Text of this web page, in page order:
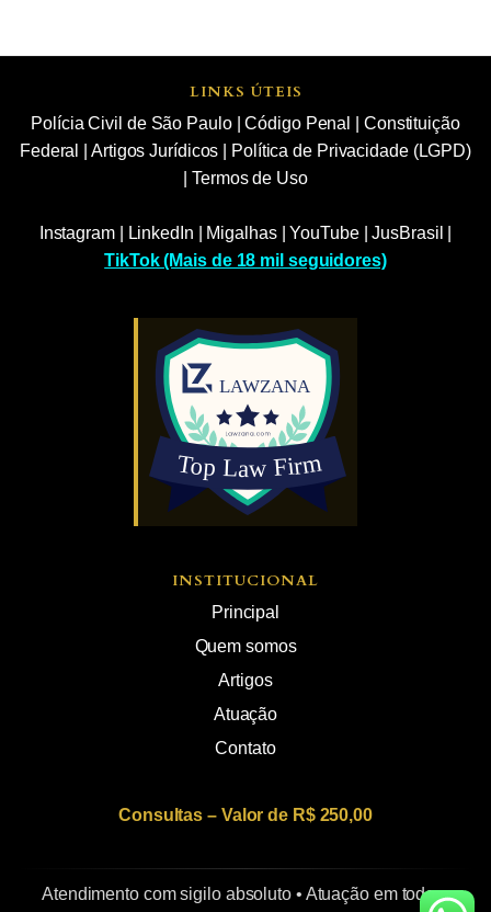
LINKS ÚTEIS
Polícia Civil de São Paulo|Código Penal
Constituição
Federal
Artigos Jurídicos
Política de Privacidade (LGPD)
|Termos de Uso
Instagram| LinkedIn Migalhas|YouTube|JusBrasil
TikTok (Mais de 18 mil seguidores)
INSTITUCIONAL
Principal
Quem somos
Artigos
Atuação
Contato
Consultas – Valor de R$ 250,00
Atendimento com sigilo absoluto • Atuação em todo o